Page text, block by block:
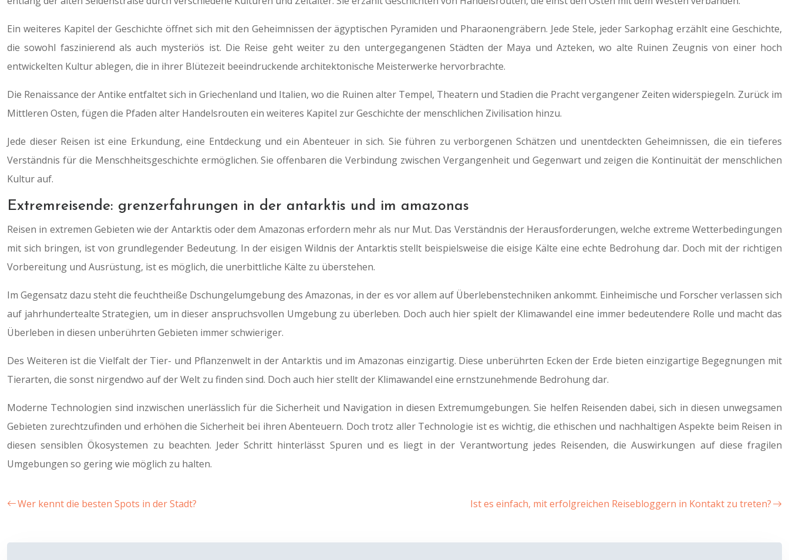
Ein weiteres Kapitel der Geschichte öffnet sich mit den Geheimnissen der ägyptischen Pyramiden und Pharaonengräbern. Jede Stele, jeder Sarkophag erzählt eine Geschichte,
die sowohl faszinierend als auch mysteriös ist. Die Reise geht weiter zu den untergegangenen Städten der Maya und Azteken, wo alte Ruinen Zeugnis von einer hoch
entwickelten Kultur ablegen, die in ihrer Blütezeit beeindruckende architektonische Meisterwerke hervorbrachte.
Die Renaissance der Antike entfaltet sich in Griechenland und Italien, wo die Ruinen alter Tempel, Theatern und Stadien die Pracht vergangener Zeiten widerspiegeln. Zurück im
Mittleren Osten, fügen die Pfaden alter Handelsrouten ein weiteres Kapitel zur Geschichte der menschlichen Zivilisation hinzu.
Jede dieser Reisen ist eine Erkundung, eine Entdeckung und ein Abenteuer in sich. Sie führen zu verborgenen Schätzen und unentdeckten Geheimnissen, die ein tieferes
Verständnis für die Menschheitsgeschichte ermöglichen. Sie offenbaren die Verbindung zwischen Vergangenheit und Gegenwart und zeigen die Kontinuität der menschlichen
Kultur auf.
Extremreisende: grenzerfahrungen in der antarktis und im amazonas
Reisen in extremen Gebieten wie der Antarktis oder dem Amazonas erfordern mehr als nur Mut. Das Verständnis der Herausforderungen, welche extreme Wetterbedingungen
mit sich bringen, ist von grundlegender Bedeutung. In der eisigen Wildnis der Antarktis stellt beispielsweise die eisige Kälte eine echte Bedrohung dar. Doch mit der richtigen
Vorbereitung und Ausrüstung, ist es möglich, die unerbittliche Kälte zu überstehen.
Im Gegensatz dazu steht die feuchtheiße Dschungelumgebung des Amazonas, in der es vor allem auf Überlebenstechniken ankommt. Einheimische und Forscher verlassen sich
auf jahrhundertealte Strategien, um in dieser anspruchsvollen Umgebung zu überleben. Doch auch hier spielt der Klimawandel eine immer bedeutendere Rolle und macht das
Überleben in diesen unberührten Gebieten immer schwieriger.
Des Weiteren ist die Vielfalt der Tier- und Pflanzenwelt in der Antarktis und im Amazonas einzigartig. Diese unberührten Ecken der Erde bieten einzigartige Begegnungen mit
Tierarten, die sonst nirgendwo auf der Welt zu finden sind. Doch auch hier stellt der Klimawandel eine ernstzunehmende Bedrohung dar.
Moderne Technologien sind inzwischen unerlässlich für die Sicherheit und Navigation in diesen Extremumgebungen. Sie helfen Reisenden dabei, sich in diesen unwegsamen
Gebieten zurechtzufinden und erhöhen die Sicherheit bei ihren Abenteuern. Doch trotz aller Technologie ist es wichtig, die ethischen und nachhaltigen Aspekte beim Reisen in
diesen sensiblen Ökosystemen zu beachten. Jeder Schritt hinterlässt Spuren und es liegt in der Verantwortung jedes Reisenden, die Auswirkungen auf diese fragilen
Umgebungen so gering wie möglich zu halten.
Wer kennt die besten Spots in der Stadt? Ist es einfach, mit erfolgreichen Reisebloggern in Kontakt zu treten?